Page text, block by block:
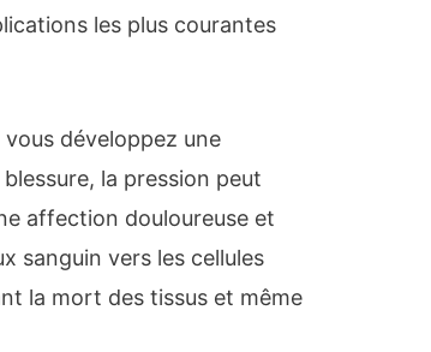
les plus courantes
vous développez une
la pression peut
affection douloureuse et
sanguin vers les cellules
la mort des tissus et même